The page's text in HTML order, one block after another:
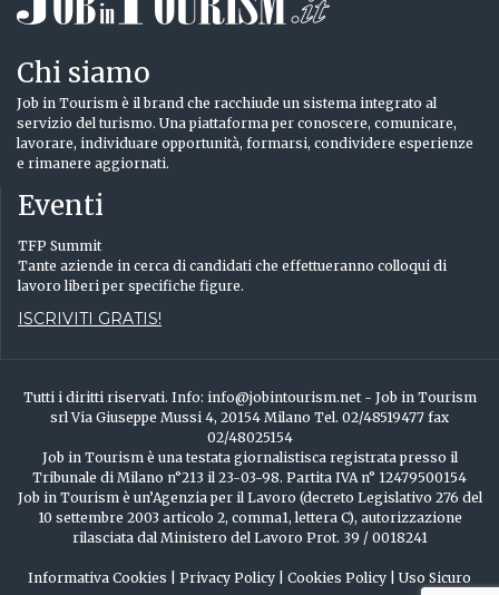
Chi siamo
Job in Tourism è il brand che racchiude un sistema integrato al
servizio del turismo. Una piattaforma per conoscere, comunicare,
lavorare, individuare opportunità, formarsi, condividere esperienze
e rimanere aggiornati.
Eventi
TFP Summit
Tante aziende in cerca di candidati che effettueranno colloqui di
lavoro liberi per specifiche figure.
ISCRIVITI GRATIS!
Tutti i diritti riservati. Info: info@jobintourism.net - Job in Tourism
srl Via Giuseppe Mussi 4, 20154 Milano Tel. 02/48519477 fax
02/48025154
Job in Tourism è una testata giornalistisca registrata presso il
Tribunale di Milano n°213 il 23-03-98. Partita IVA n° 12479500154
Job in Tourism è un’Agenzia per il Lavoro (decreto Legislativo 276 del
10 settembre 2003 articolo 2, comma1, lettera C), autorizzazione
rilasciata dal Ministero del Lavoro Prot. 39 / 0018241
Informativa Cookies Privacy Policy Cookies Policy Uso Sicuro